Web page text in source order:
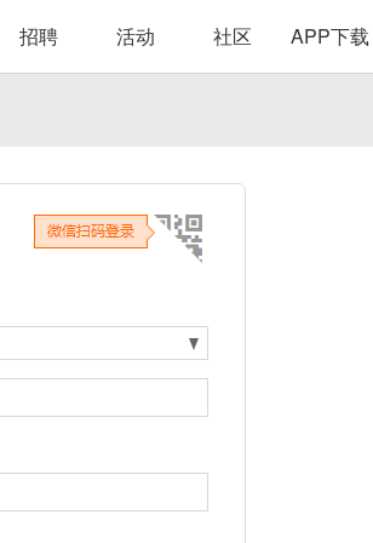
招聘 活动 社区 APP下载